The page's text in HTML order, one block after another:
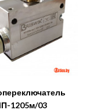
1205м/03